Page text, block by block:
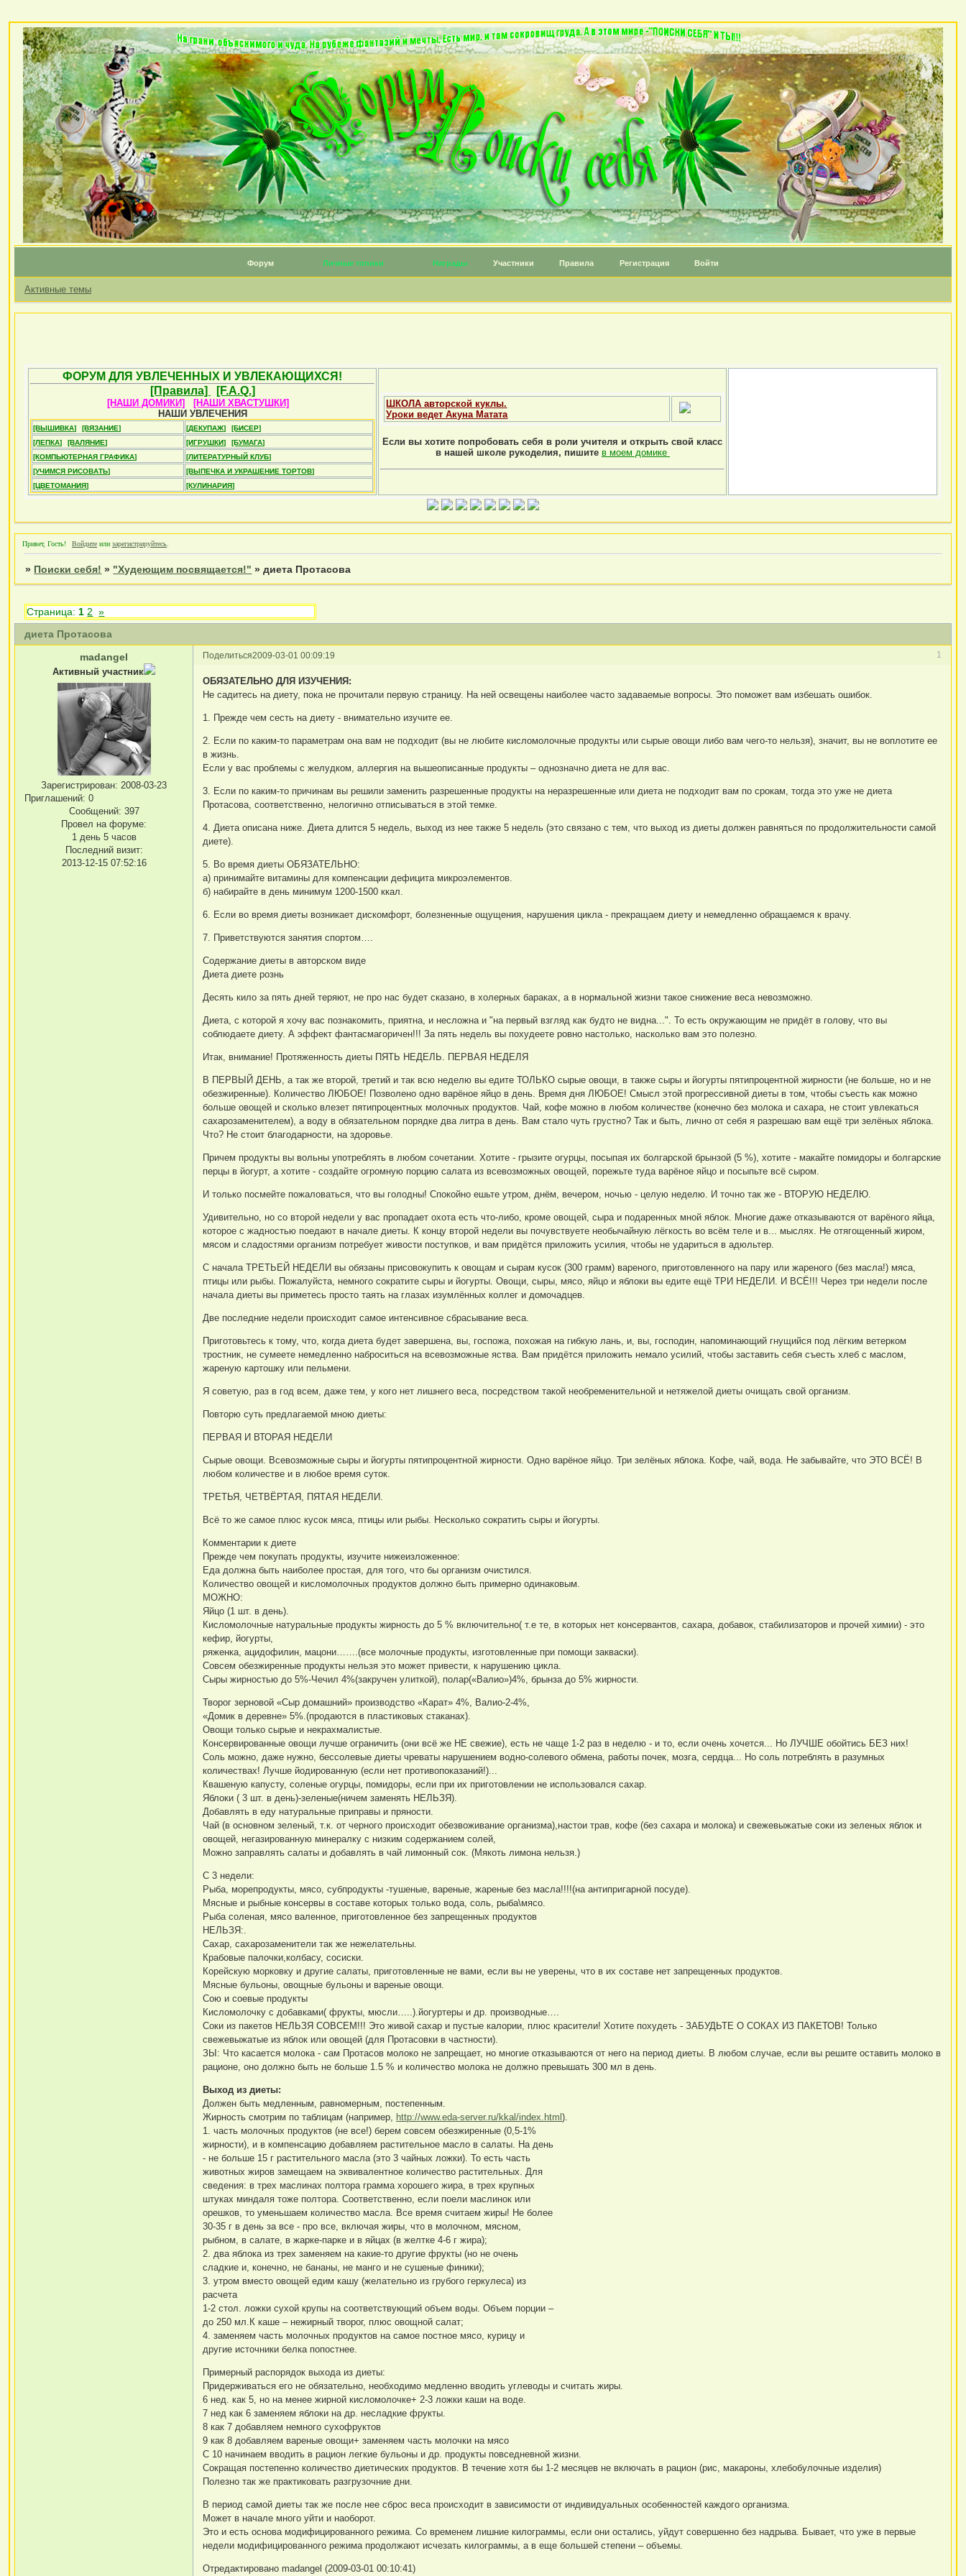
Форум Личные топики Награды Участники Правила Регистрация Войти
Активные темы
ФОРУМ ДЛЯ УВЛЕЧЕННЫХ И УВЛЕКАЮЩИХСЯ!
[Правила]
[F.A.Q.]
[НАШИ ДОМИКИ]
[НАШИ ХВАСТУШКИ]
НАШИ УВЛЕЧЕНИЯ
[ВЫШИВКА] [ВЯЗАНИЕ] [ДЕКУПАЖ]
[БИСЕР]
[ЛЕПКА]
[ВАЛЯНИЕ] [ИГРУШКИ]
[БУМАГА]
[КОМПЬЮТЕРНАЯ ГРАФИКА]
[ЛИТЕРАТУРНЫЙ КЛУБ]
[УЧИМСЯ РИСОВАТЬ]
[ВЫПЕЧКА И УКРАШЕНИЕ ТОРТОВ]
[ЦВЕТОМАНИЯ]
[КУЛИНАРИЯ]
ШКОЛА авторской куклы.
Уроки ведет Акуна Матата
Если вы хотите попробовать себя в роли учителя и открыть свой класс
в нашей школе рукоделия, пишите в моем домике
Привет, Гость! Войдите илизарегистрируйтесь
» Поиски себя! » "Худеющим посвящается!" »диета Протасова
диета Протасова
Страница: 1 2 »
Поделиться 1
2009-03-01 00:09:19
madangel
Активный участник
Зарегистрирован: 2008-03-23
Приглашений: 0
Сообщений: 397
Провел на форуме:
1 день 5 часов
Последний визит:
2013-12-15 07:52:16
ОБЯЗАТЕЛЬНО ДЛЯ ИЗУЧЕНИЯ:
Не садитесь на диету, пока не прочитали первую страницу. На ней освещены наиболее часто задаваемые вопросы. Это поможет вам избешать ошибок.
1. Прежде чем сесть на диету - внимательно изучите ее.
2. Если по каким-то параметрам она вам не подходит (вы не любите кисломолочные продукты или сырые овощи либо вам чего-то нельзя), значит, вы не воплотите ее
в жизнь.
Если у вас проблемы с желудком, аллергия на вышеописанные продукты – однозначно диета не для вас.
3. Если по каким-то причинам вы решили заменить разрешенные продукты на неразрешенные или диета не подходит вам по срокам, тогда это уже не диета
Протасова, соответственно, нелогично отписываться в этой темке.
4. Диета описана ниже. Диета длится 5 недель, выход из нее также 5 недель (это связано с тем, что выход из диеты должен равняться по продолжительности самой
диете).
5. Во время диеты ОБЯЗАТЕЛЬНО:
а) принимайте витамины для компенсации дефицита микроэлементов.
б) набирайте в день минимум 1200-1500 ккал.
6. Если во время диеты возникает дискомфорт, болезненные ощущения, нарушения цикла - прекращаем диету и немедленно обращаемся к врачу.
7. Приветствуются занятия спортом….
Содержание диеты в авторском виде
Диета диете рознь
Десять кило за пять дней теряют, не про нас будет сказано, в холерных бараках, а в нормальной жизни такое снижение веса невозможно.
Диета, с которой я хочу вас познакомить, приятна, и несложна и "на первый взгляд как будто не видна...". То есть окружающим не придёт в голову, что вы
соблюдаете диету. А эффект фантасмагоричен!!! За пять недель вы похудеете ровно настолько, насколько вам это полезно.
Итак, внимание! Протяженность диеты ПЯТЬ НЕДЕЛЬ. ПЕРВАЯ НЕДЕЛЯ
В ПЕРВЫЙ ДЕНЬ, а так же второй, третий и так всю неделю вы едите ТОЛЬКО сырые овощи, в также сыры и йогурты пятипроцентной жирности (не больше, но и не
обезжиренные). Количество ЛЮБОЕ! Позволено одно варёное яйцо в день. Время дня ЛЮБОЕ! Смысл этой прогрессивной диеты в том, чтобы съесть как можно
больше овощей и сколько влезет пятипроцентных молочных продуктов. Чай, кофе можно в любом количестве (конечно без молока и сахара, не стоит увлекаться
сахарозаменителем), а воду в обязательном порядке два литра в день. Вам стало чуть грустно? Так и быть, лично от себя я разрешаю вам ещё три зелёных яблока.
Что? Не стоит благодарности, на здоровье.
Причем продукты вы вольны употреблять в любом сочетании. Хотите - грызите огурцы, посыпая их болгарской брынзой (5 %), хотите - макайте помидоры и болгарские
перцы в йогурт, а хотите - создайте огромную порцию салата из всевозможных овощей, порежьте туда варёное яйцо и посыпьте всё сыром.
И только посмейте пожаловаться, что вы голодны! Спокойно ешьте утром, днём, вечером, ночью - целую неделю. И точно так же - ВТОРУЮ НЕДЕЛЮ.
Удивительно, но со второй недели у вас пропадает охота есть что-либо, кроме овощей, сыра и подаренных мной яблок. Многие даже отказываются от варёного яйца,
которое с жадностью поедают в начале диеты. К концу второй недели вы почувствуете необычайную лёгкость во всём теле и в... мыслях. Не отягощенный жиром,
мясом и сладостями организм потребует живости поступков, и вам придётся приложить усилия, чтобы не удариться в адюльтер.
С начала ТРЕТЬЕЙ НЕДЕЛИ вы обязаны присовокупить к овощам и сырам кусок (300 грамм) вареного, приготовленного на пару или жареного (без масла!) мяса,
птицы или рыбы. Пожалуйста, немного сократите сыры и йогурты. Овощи, сыры, мясо, яйцо и яблоки вы едите ещё ТРИ НЕДЕЛИ. И ВСЁ!!! Через три недели после
начала диеты вы приметесь просто таять на глазах изумлённых коллег и домочадцев.
Две последние недели происходит самое интенсивное сбрасывание веса.
Приготовьтесь к тому, что, когда диета будет завершена, вы, госпожа, похожая на гибкую лань, и, вы, господин, напоминающий гнущийся под лёгким ветерком
тростник, не сумеете немедленно наброситься на всевозможные яства. Вам придётся приложить немало усилий, чтобы заставить себя съесть хлеб с маслом,
жареную картошку или пельмени.
Я советую, раз в год всем, даже тем, у кого нет лишнего веса, посредством такой необременительной и нетяжелой диеты очищать свой организм.
Повторю суть предлагаемой мною диеты:
ПЕРВАЯ И ВТОРАЯ НЕДЕЛИ
Сырые овощи. Всевозможные сыры и йогурты пятипроцентной жирности. Одно варёное яйцо. Три зелёных яблока. Кофе, чай, вода. Не забывайте, что ЭТО ВСЁ! В
любом количестве и в любое время суток.
ТРЕТЬЯ, ЧЕТВЁРТАЯ, ПЯТАЯ НЕДЕЛИ.
Всё то же самое плюс кусок мяса, птицы или рыбы. Несколько сократить сыры и йогурты.
Комментарии к диете
Прежде чем покупать продукты, изучите нижеизложенное:
Еда должна быть наиболее простая, для того, что бы организм очистился.
Количество овощей и кисломолочных продуктов должно быть примерно одинаковым.
МОЖНО:
Яйцо (1 шт. в день).
Кисломолочные натуральные продукты жирность до 5 % включительно( т.е те, в которых нет консервантов, сахара, добавок, стабилизаторов и прочей химии) - это
кефир, йогурты,
ряженка, ацидофилин, мацони…….(все молочные продукты, изготовленные при помощи закваски).
Совсем обезжиренные продукты нельзя это может привести, к нарушению цикла.
Сыры жирностью до 5%-Чечил 4%(закручен улиткой), полар(«Валио»)4%, брынза до 5% жирности.
Творог зерновой «Сыр домашний» производство «Карат» 4%, Валио-2-4%,
«Домик в деревне» 5%.(продаются в пластиковых стаканах).
Овощи только сырые и некрахмалистые.
Консервированные овощи лучше ограничить (они всё же НЕ свежие), есть не чаще 1-2 раз в неделю - и то, если очень хочется... Но ЛУЧШЕ обойтись БЕЗ них!
Соль можно, даже нужно, бессолевые диеты чреваты нарушением водно-солевого обмена, работы почек, мозга, сердца... Но соль потреблять в разумных
количествах! Лучше йодированную (если нет противопоказаний!)...
Квашеную капусту, соленые огурцы, помидоры, если при их приготовлении не использовался сахар.
Яблоки ( 3 шт. в день)-зеленые(ничем заменять НЕЛЬЗЯ).
Добавлять в еду натуральные приправы и пряности.
Чай (в основном зеленый, т.к. от черного происходит обезвоживание организма),настои трав, кофе (без сахара и молока) и свежевыжатые соки из зеленых яблок и
овощей, негазированную минералку с низким содержанием солей,
Можно заправлять салаты и добавлять в чай лимонный сок. (Мякоть лимона нельзя.)
С 3 недели:
Рыба, морепродукты, мясо, субпродукты -тушеные, вареные, жареные без масла!!!!(на антипригарной посуде).
Мясные и рыбные консервы в составе которых только вода, соль, рыба\мясо.
Рыба соленая, мясо валенное, приготовленное без запрещенных продуктов
НЕЛЬЗЯ:.
Сахар, сахарозаменители так же нежелательны.
Крабовые палочки,колбасу, сосиски.
Корейскую морковку и другие салаты, приготовленные не вами, если вы не уверены, что в их составе нет запрещенных продуктов.
Мясные бульоны, овощные бульоны и вареные овощи.
Сою и соевые продукты
Кисломолочку с добавками( фрукты, мюсли…..).йогуртеры и др. производные….
Соки из пакетов НЕЛЬЗЯ СОВСЕМ!!! Это живой сахар и пустые калории, плюс красители! Хотите похудеть - ЗАБУДЬТЕ О СОКАХ ИЗ ПАКЕТОВ! Только
свежевыжатые из яблок или овощей (для Протасовки в частности).
ЗЫ: Что касается молока - сам Протасов молоко не запрещает, но многие отказываются от него на период диеты. В любом случае, если вы решите оставить молоко в
рационе, оно должно быть не больше 1.5 % и количество молока не должно превышать 300 мл в день.
Выход из диеты:
Должен быть медленным, равномерным, постепенным.
Жирность смотрим по таблицам (например,
http://www.eda-server.ru/kkal/index.html).
1. часть молочных продуктов (не все!) берем совсем обезжиренные (0,5-1%
жирности), и в компенсацию добавляем растительное масло в салаты. На день
- не больше 15 г растительного масла (это 3 чайных ложки). То есть часть
животных жиров замещаем на эквивалентное количество растительных. Для
сведения: в трех маслинах полтора грамма хорошего жира, в трех крупных
штуках миндаля тоже полтора. Соответственно, если поели маслинок или
орешков, то уменьшаем количество масла. Все время считаем жиры! Не более
30-35 г в день за все - про все, включая жиры, что в молочном, мясном,
рыбном, в салате, в жарке-парке и в яйцах (в желтке 4-6 г жира);
2. два яблока из трех заменяем на какие-то другие фрукты (но не очень
сладкие и, конечно, не бананы, не манго и не сушеные финики);
3. утром вместо овощей едим кашу (желательно из грубого геркулеса) из
расчета
1-2 стол. ложки сухой крупы на соответствующий объем воды. Объем порции –
до 250 мл.К каше – нежирный творог, плюс овощной салат;
4. заменяем часть молочных продуктов на самое постное мясо, курицу и
другие источники белка попостнее.
Примерный распорядок выхода из диеты:
Придерживаться его не обязательно, необходимо медленно вводить углеводы и считать жиры.
6 нед. как 5, но на менее жирной кисломолочке+ 2-3 ложки каши на воде.
7 нед как 6 заменяем яблоки на др. несладкие фрукты.
8 как 7 добавляем немного сухофруктов
9 как 8 добавляем вареные овощи+ заменяем часть молочки на мясо
С 10 начинаем вводить в рацион легкие бульоны и др. продукты повседневной жизни.
Сокращая постепенно количество диетических продуктов. В течение хотя бы 1-2 месяцев не включать в рацион (рис, макароны, хлебобулочные изделия)
Полезно так же практиковать разгрузочние дни.
В период самой диеты так же после нее сброс веса происходит в зависимости от индивидуальных особенностей каждого организма.
Может в начале много уйти и наоборот.
Это и есть основа модифицированного режима. Со временем лишние килограммы, если они остались, уйдут совершенно без надрыва. Бывает, что уже в первые
недели модифицированного режима продолжают исчезать килограммы, а в еще большей степени – объемы.
Отредактировано madangel (2009-03-01 00:10:41)